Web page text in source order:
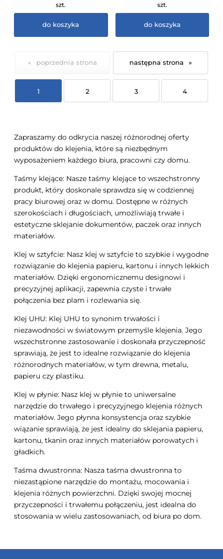
szt.
do koszyka
szt.
do koszyka
«
1 2 3 4
»
Zapraszamy do odkrycia naszej różnorodnej oferty
produktów do klejenia, które są niezbędnym
wyposażeniem każdego biura, pracowni czy domu.
Taśmy klejące: Nasze taśmy klejące to wszechstronny
produkt, który doskonale sprawdza się w codziennej
pracy biurowej oraz w domu. Dostępne w różnych
szerokościach i długościach, umożliwiają trwałe i
estetyczne sklejanie dokumentów, paczek oraz innych
materiałów.
Klej w sztyfcie: Nasz klej w sztyfcie to szybkie i wygodne
rozwiązanie do klejenia papieru, kartonu i innych lekkich
materiałów. Dzięki ergonomicznemu designowi i
precyzyjnej aplikacji, zapewnia czyste i trwałe
połączenia bez plam i rozlewania się.
Klej UHU: Klej UHU to synonim trwałości i
niezawodności w światowym przemyśle klejenia. Jego
wszechstronne zastosowanie i doskonała przyczepność
sprawiają, że jest to idealne rozwiązanie do klejenia
różnorodnych materiałów, w tym drewna, metalu,
papieru czy plastiku.
Klej w płynie: Nasz klej w płynie to uniwersalne
narzędzie do trwałego i precyzyjnego klejenia różnych
materiałów. Jego płynna konsystencja oraz szybkie
wiązanie sprawiają, że jest idealny do sklejania papieru,
kartonu, tkanin oraz innych materiałów porowatych i
gładkich.
Taśma dwustronna: Nasza taśma dwustronna to
niezastąpione narzędzie do montażu, mocowania i
klejenia różnych powierzchni. Dzięki swojej mocnej
przyczepności i trwałemu połączeniu, jest idealna do
stosowania w wielu zastosowaniach, od biura po dom.